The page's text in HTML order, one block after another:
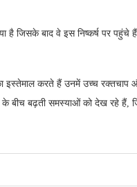
है जिसके बाद वे इस निष्कर्ष पर
इस्तेमाल करते हैं उनमें उच्च रक्तचाप
के बीच बढ़ती समस्याओं को देख रहे